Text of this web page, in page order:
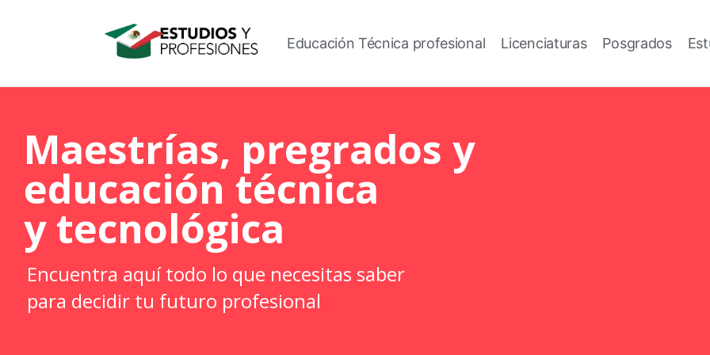
Educación Técnica profesional Licenciaturas Posgrados
Encuentra aquí todo lo que necesitas saber
para decidir tu futuro profesional
Maestrías, pregrados y
educación técnica
y tecnológica